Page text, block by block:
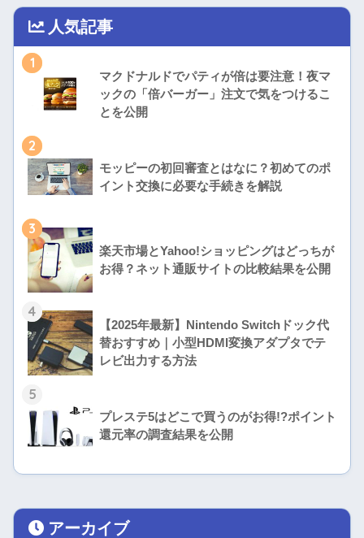
人気記事
1
マクドナルドでパティが倍は要注意！夜マ
ックの「倍バーガー」注文で気をつけるこ
とを公開
2
モッピーの初回審査とはなに？初めてのポ
イント交換に必要な手続きを解説
3
楽天市場とYahoo!ショッピングはどっちが
お得？ネット通販サイトの比較結果を公開
4
【2025年最新】Nintendo Switchドック代
替おすすめ｜小型HDMI変換アダプタでテ
レビ出力する方法
5
プレステ5はどこで買うのがお得!?ポイント
還元率の調査結果を公開
アーカイブ